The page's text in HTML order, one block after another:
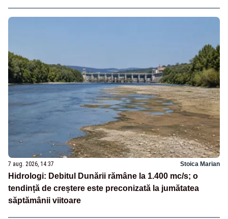
7 aug. 2026, 14:37 Stoica Marian
Hidrologi: Debitul Dunării rămâne la 1.400 mc/s; o
tendință de creștere este preconizată la jumătatea
săptămânii viitoare